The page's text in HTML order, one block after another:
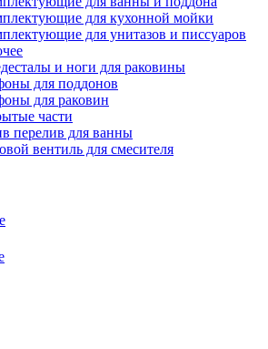
для кухонной мойки
для унитазов и писсуаров
и ноги для раковины
для поддонов
для раковин
части
перелив для ванны
вентиль для смесителя